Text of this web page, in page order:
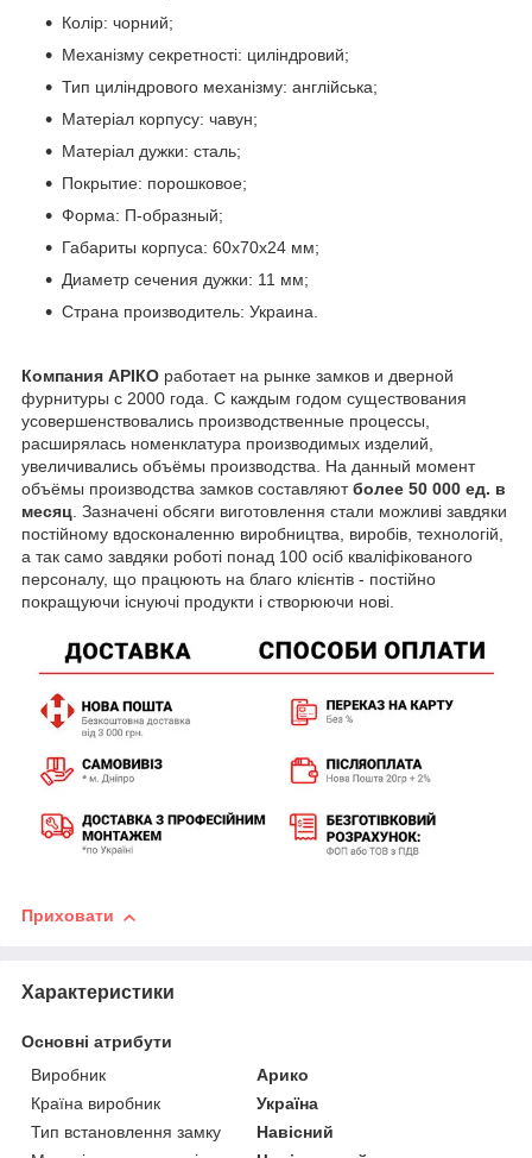
Колір: чорний;
Механізму секретності: циліндровий;
Тип циліндрового механізму: англійська;
Матеріал корпусу: чавун;
Матеріал дужки: сталь;
Покрытие: порошковое;
Форма: П-образный;
Габариты корпуса: 60х70х24 мм;
Диаметр сечения дужки: 11 мм;
Страна производитель: Украина.
Компания АРІКО работает на рынке замков и дверной
фурнитуры с 2000 года. С каждым годом существования
усовершенствовались производственные процессы,
расширялась номенклатура производимых изделий,
увеличивались объёмы производства. На данный момент
объёмы производства замков составляютболее 50 000 ед. в
месяц . Зазначені обсяги виготовлення стали можливі завдяки
постійному вдосконаленню виробництва, виробів, технологій,
а так само завдяки роботі понад 100 осіб кваліфікованого
персоналу, що працюють на благо клієнтів - постійно
покращуючи існуючі продукти і створюючи нові.
Приховати
Характеристики
Основні атрибути
Виробник
Арико
Країна виробник
Україна
Тип встановлення замку
Навісний